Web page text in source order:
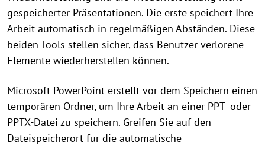
gespeicherter Präsentationen. Die erste speichert Ihre
Arbeit automatisch in regelmäßigen Abständen. Diese
beiden Tools stellen sicher, dass Benutzer verlorene
Elemente wiederherstellen können.
Microsoft PowerPoint erstellt vor dem Speichern einen
temporären Ordner, um Ihre Arbeit an einer PPT- oder
PPTX-Datei zu speichern. Greifen Sie auf den
Dateispeicherort für die automatische